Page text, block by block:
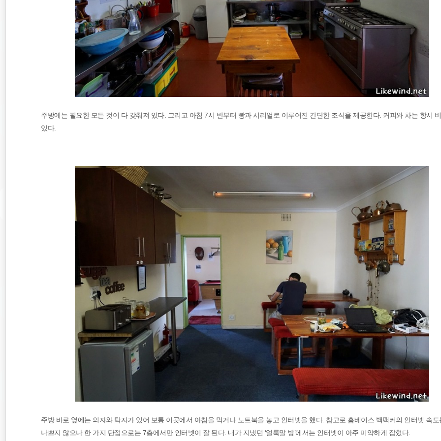
주방에는 필요한 모든 것이 다 갖춰져 있다. 그리고 아침 7시 반부터 빵과 시리얼로 이루어진 간단한 조식을 제공한다. 커피와 차는 항시
있다.
주방 바로 옆에는 의자와 탁자가 있어 보통 이곳에서 아침을 먹거나 노트북을 놓고 인터넷을 했다. 참고로 홈베이스 백팩커의 인터넷 속도
나쁘지 않으나 한 가지 단점으로는 7층에서만 인터넷이 잘 된다. 내가 지냈던 ‘얼룩말 방’에서는 인터넷이 아주 미약하게 잡혔다.